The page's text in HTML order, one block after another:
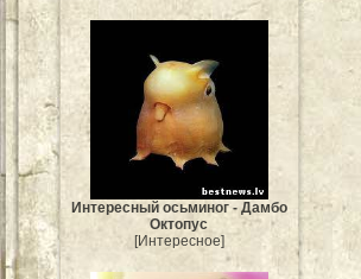
Интересный осьминог - Дамбо
Октопус
[Интересное]